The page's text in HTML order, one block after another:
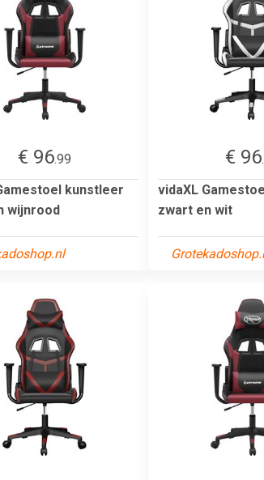
€ 96.99
kunstleer
wijnrood
€ 96
vidaXL
zwart en wit